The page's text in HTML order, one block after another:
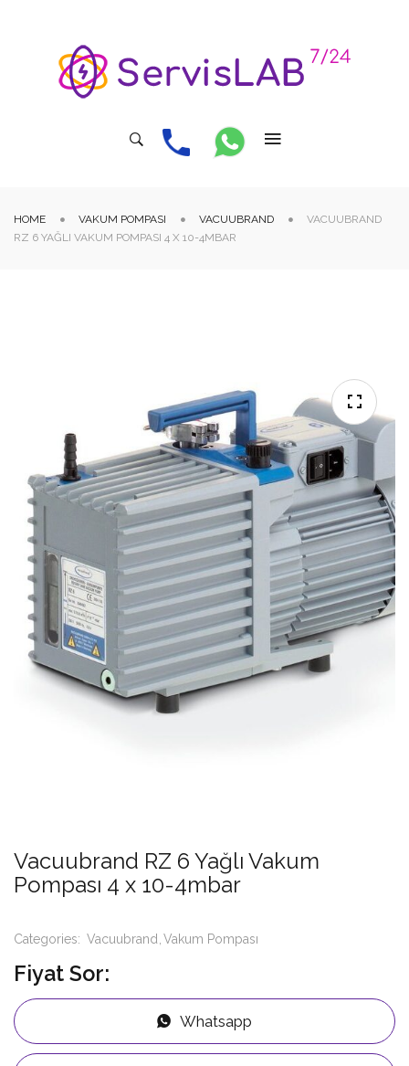
HOME VAKUM POMPASI VACUUBRAND
VACUUBRAND
RZ 6 YAĞLI VAKUM POMPASI 4 X 10-4MBAR
Vacuubrand RZ 6 Yağlı Vakum
Pompası 4 x 10-4mbar
Categories: Vacuubrand Vakum Pompası
Fiyat Sor:
Whatsapp